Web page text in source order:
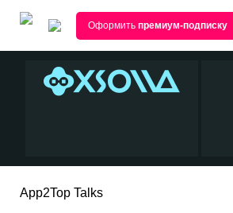
Оформить премиум-подписку
App2Top Talks